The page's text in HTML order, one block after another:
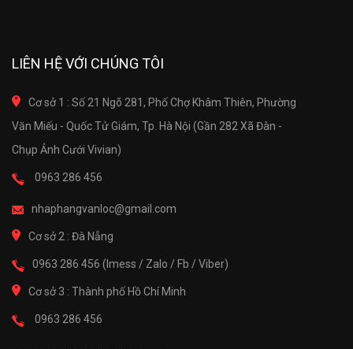
LIÊN HỆ VỚI CHÚNG TÔI
Cơ sở 1 : Số 21 Ngõ 281, Phố Chợ Khâm Thiên, Phường
Văn Miếu - Quốc Tử Giám, Tp. Hà Nội (Gần 282 Xã Đàn -
Chụp Ảnh Cưới Vivian)
0963 286 456
nhaphangvanloc@gmail.com
Cơ sở 2 : Đà Nẵng
0963 286 456 (Imess / Zalo / Fb / Viber)
Cơ sở 3 : Thành phố Hồ Chí Minh
0963 286 456